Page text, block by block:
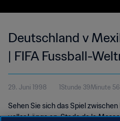
Deutschland v
| FIFA Fussball-
Frankreich 1998™ |
Länge
29. Juni 1998 1Stunde 39Minute
Sehen Sie sich das Spiel
voller Länge an. Stade de la